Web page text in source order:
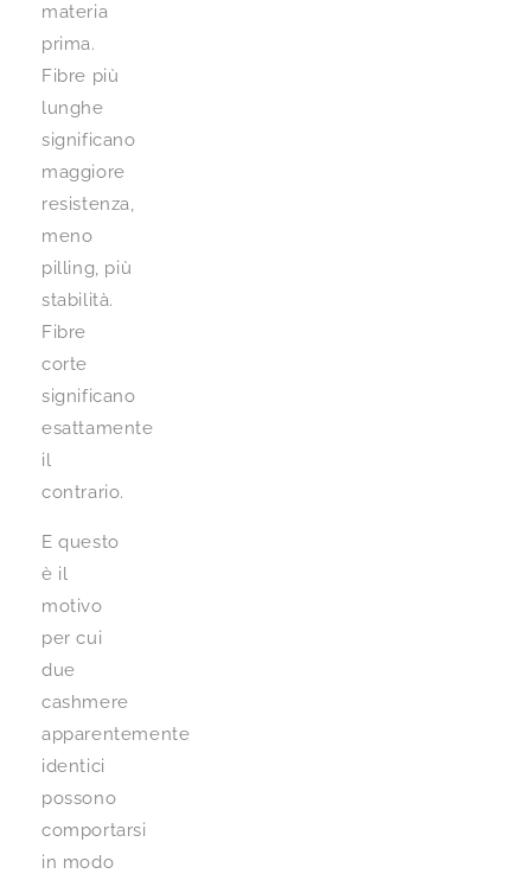
materia
prima.
Fibre più
lunghe
significano
maggiore
resistenza,
meno
pilling, più
stabilità.
Fibre
corte
significano
esattamente
il
contrario.
E questo
è il
motivo
per cui
due
cashmere
apparentemente
identici
possono
comportarsi
in modo